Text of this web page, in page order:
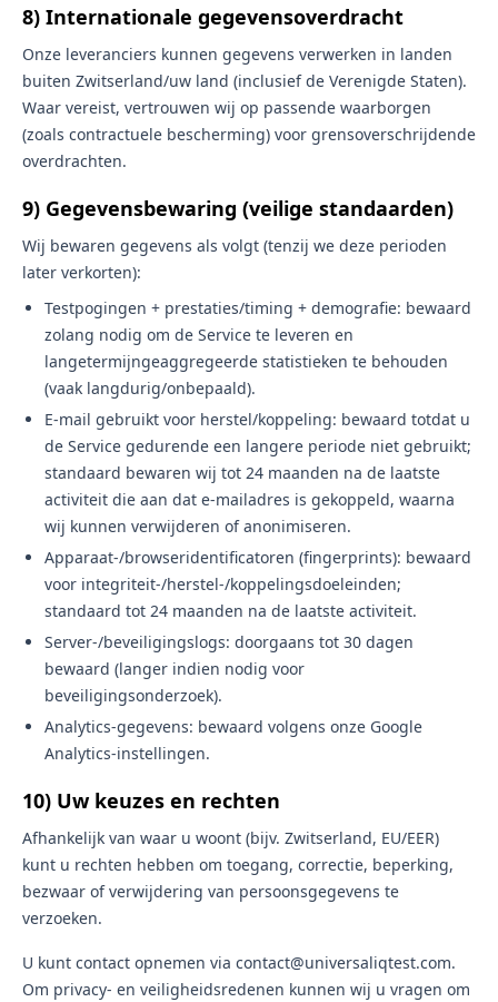
8) Internationale gegevensoverdracht
Onze leveranciers kunnen gegevens verwerken in landen
buiten Zwitserland/uw land (inclusief de Verenigde Staten).
Waar vereist, vertrouwen wij op passende waarborgen
(zoals contractuele bescherming) voor grensoverschrijdende
overdrachten.
9) Gegevensbewaring (veilige standaarden)
Wij bewaren gegevens als volgt (tenzij we deze perioden
later verkorten):
Testpogingen + prestaties/timing + demografie: bewaard
zolang nodig om de Service te leveren en
langetermijngeaggregeerde statistieken te behouden
(vaak langdurig/onbepaald).
E-mail gebruikt voor herstel/koppeling: bewaard totdat u
de Service gedurende een langere periode niet gebruikt;
standaard bewaren wij tot 24 maanden na de laatste
activiteit die aan dat e-mailadres is gekoppeld, waarna
wij kunnen verwijderen of anonimiseren.
Apparaat-/browseridentificatoren (fingerprints): bewaard
voor integriteit-/herstel-/koppelingsdoeleinden;
standaard tot 24 maanden na de laatste activiteit.
Server-/beveiligingslogs: doorgaans tot 30 dagen
bewaard (langer indien nodig voor
beveiligingsonderzoek).
Analytics-gegevens: bewaard volgens onze Google
Analytics-instellingen.
10) Uw keuzes en rechten
Afhankelijk van waar u woont (bijv. Zwitserland, EU/EER)
kunt u rechten hebben om toegang, correctie, beperking,
bezwaar of verwijdering van persoonsgegevens te
verzoeken.
U kunt contact opnemen via contact@universaliqtest.com.
Om privacy- en veiligheidsredenen kunnen wij u vragen om